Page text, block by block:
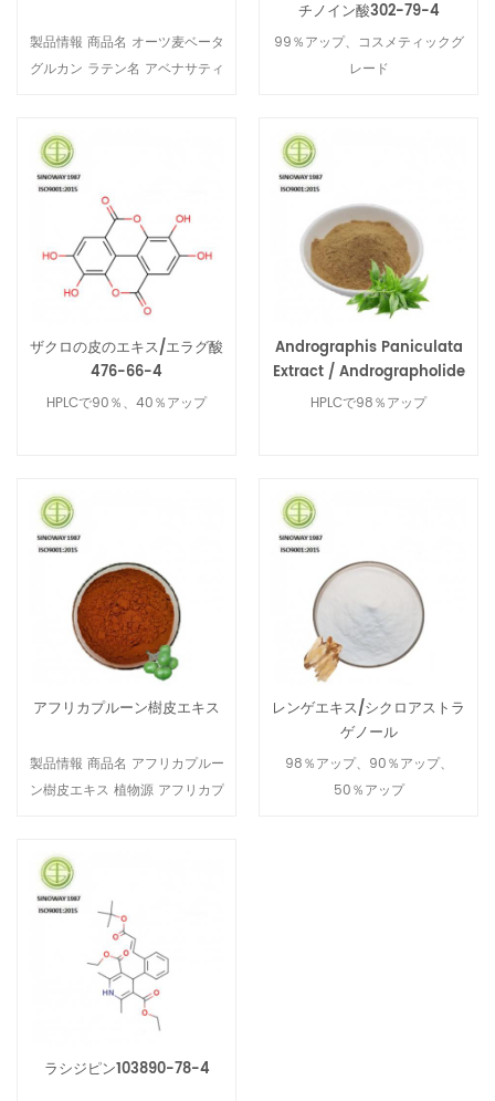
純物（HPLC） 最大2％ 00.8％
吸光度（UV-VIS、10mg / Lプロ
1cm） 0.790分 0.819 吸収
（UV-VIS、1％DIL / 1cm） 790
分 819 揮発性物質 最大0.50％
0.05％Hg 最大1000ppb
28ppbNi 最大3000ppb
30ppbAs 最大3000ppb
31ppbCd 最大5000ppb
29ppbPb 最大10000ppb
27ppbSb 最大10000ppb
33ppb 結論 BP2018の仕様を満
たす 使用法 ベモトリジノールの
リジノールは、紫外線を吸収す
るためにさまざまな日焼け止め
に追加されます. 1.Bemotrizinol
は、印刷業界のインク、イメー
ジング、クリアコーティングな
どのUV硬化アプリケーションで
光開始剤として使用できます. 2.
が香水や石鹸などの製品の香り
ぎます. 3.Bemotrizinolは、UVブ
ロッカーとしてプラスチックパ
ます.その使用により、メーカー
は製品を透明なガラスまたはプ
ラスチックで包装することがで
きます.それがないと、不透明ま
たは暗いパッケージが必要にな
ります.
製品情報 商品名 オーツ麦ベータ
グルカン ラテン名 アベナサティ
品グレード 外観 薄黄色の粉末
オーツ麦ベータグルカンのCOA
アイテム 仕様 結果 外観 ライト
イエローパウダー 準拠 アッセイ
10：1（TLC） 準拠 網目サイズ
100％パス80メッシュ 準拠 ヘヴ
ィメタル
チノイン酸302-79-4
99％アップ、コスメティックグ
レード
ザクロの皮のエキス/エラグ酸
476-66-4
HPLCで90％、40％アップ
Andrographis Paniculata
Extract / Andrographolide
HPLCで98％アップ
アフリカプルーン樹皮エキス
製品情報 商品名 アフリカプルー
ン樹皮エキス 植物源 アフリカプ
1、10：1、2.5％、12.5％の総植
物ステロール 品質基準 98％、
90％、50％.またはお客様のご
要望に応じてカスタマイズ 外観
薄茶色の微粉末 アフリカプルー
ン樹皮抽出物のCOA アイテム
仕様 結果 方法 外観 茶色の微粉
末 準拠 ビジュアル におい 特性
準拠 官能的 味 特性 準拠 官能的
レンゲエキス/シクロアストラ
ゲノール
98％アップ、90％アップ、
50％アップ
ラシジピン103890-78-4